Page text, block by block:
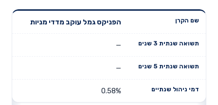
שנים
תשואה
דמי ניהול
הפניקס גמל עוקב מדדי מניות
—
—
0.58%